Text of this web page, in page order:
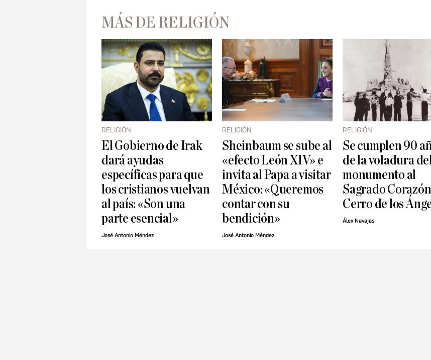
MÁS DE RELIGIÓN
RELIGIÓN
El Gobierno de Irak
dará ayudas
específicas para que
los cristianos vuelvan
al país: «Son una
parte esencial»
José Antonio Méndez
RELIGIÓN
Sheinbaum se sube al
«efecto León XIV» e
invita al Papa a visitar
México: «Queremos
contar con su
bendición»
José Antonio Méndez
RELIGIÓN
Se cumplen 90
de la voladura del
monumento al
Sagrado Corazón
Cerro de los
Álex Navajas